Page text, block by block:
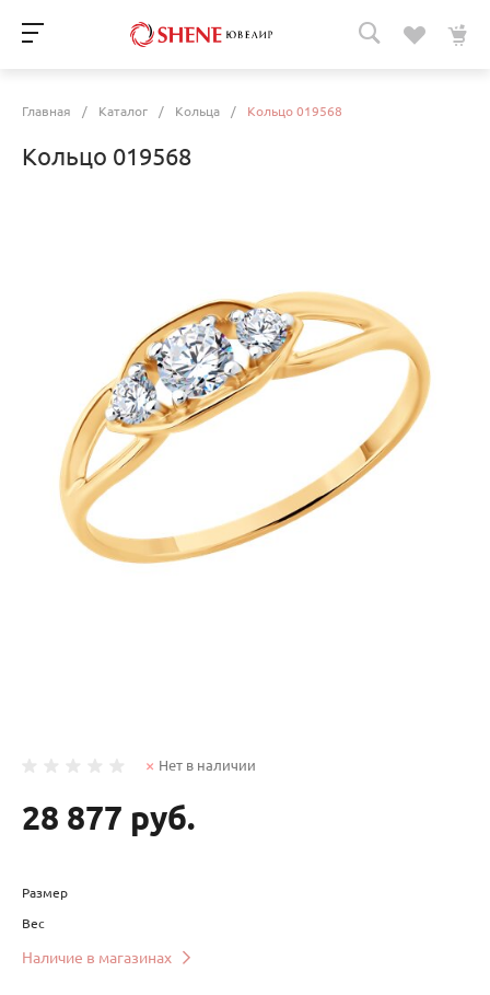
Главная / Каталог / Кольца / Кольцо 019568
Кольцо 019568
Нет в наличии
28 877 руб.
Размер
Вес
Наличие в магазинах